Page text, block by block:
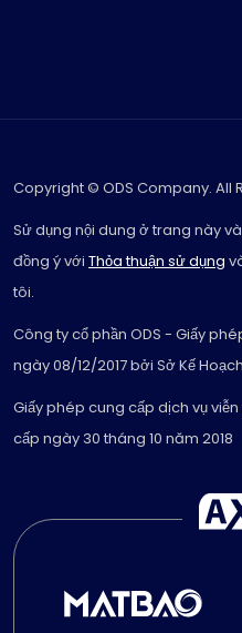
Copyright © ODS Company. All
Sử dụng nội dung ở trang này
đồng ý với Thỏa thuận sử dụng
tôi.
Công ty cổ phần ODS - Giấy
ngày 08/12/2017 bởi Sở Kế
Giấy phép cung cấp dịch vụ
cấp ngày 30 tháng 10 năm 2018